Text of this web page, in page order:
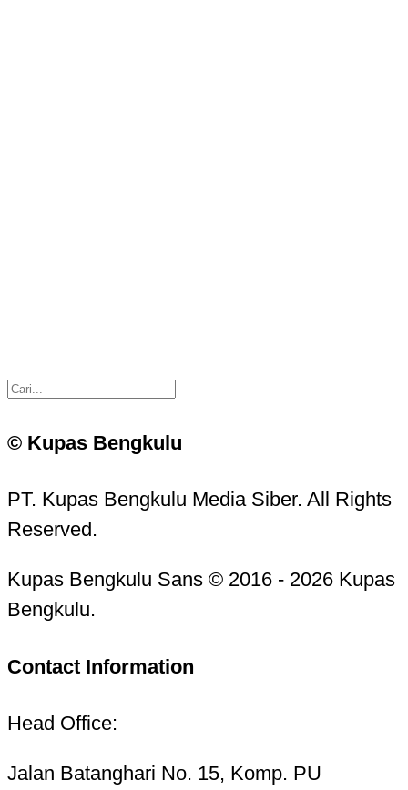
© Kupas Bengkulu
PT. Kupas Bengkulu Media Siber. All Rights
Reserved.
Kupas Bengkulu Sans © 2016 - 2026 Kupas
Bengkulu.
Contact Information
Head Office:
Jalan Batanghari No. 15, Komp. PU